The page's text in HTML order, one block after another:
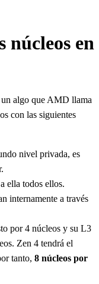
núcleos en
algo que AMD llama
con las siguientes
nivel privada, es
ella todos ellos.
internamente a través
por 4 núcleos y su L3
Zen 4 tendrá el
tanto, 8 núcleos por